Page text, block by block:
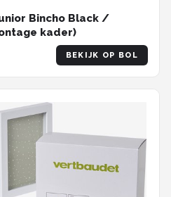
Bincho Black /
kader)
BEKIJK OP BOL